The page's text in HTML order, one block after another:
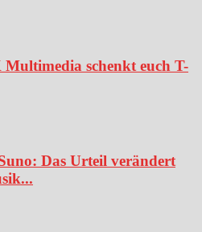
schenkt euch T-
Das Urteil verändert